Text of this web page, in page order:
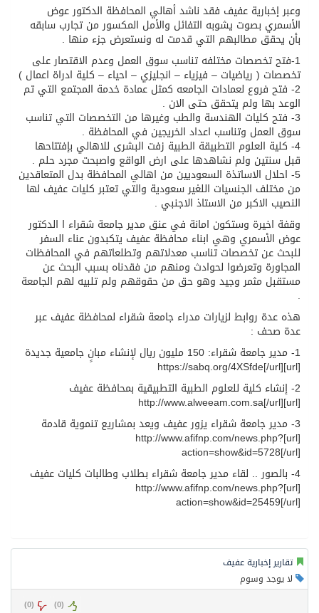
وعبر إخبارية عفيف فقد ناشد أهالي المحافظة الدكتور عوض
الأسمري بصوت يشوبه التفائل والأمل المكسور من تجارب سابقه
بأن يحقق مطالبهم التي قدمت له ونستعرض جزء منها .
1-فتح تخصصات مختلفه تناسب سوق العمل وعدم الاقتصار على
تخصصات ( رياضيات – فيزياء – انجليزي – احياء – كلية ادراة اعمال )
2- فتح فروع لعمادات الجامعه كمثل عمادة خدمة المجتمع التي تم
الوعد بها ولم يتحقق حتى الان .
3- فتح كليات الهندسة والطب وغيرها من التخصصات التي تناسب
سوق العمل وتناسب اعداد الخريجين في المحافظة .
4- كلية العلوم التطبيقة الطبية زفت البشرى للاهالي بإفتتاحها
قبل سنتين ولم نشاهدها على ارض الواقع واصبحت مجرد حلم .
5- احلال الاساتذة السعوديين من اهالي المحافظة بدل المتعاقدين
من مختلف الجنسيات اللغير سعودية والتي تعتبر كليات عفيف لها
النصيب الاكبر من الاستاذ الاجنبي .
وقفة اخيرة وستكون امانة في عنق مدير جامعة شقراء ا الدكتور
عوض الأسمري وهي ابناء محافظة عفيف يتكبدون عناء السفر
للبحث عن تخصصات تناسب معدلاتهم وتطلعاتهم في المحافظات
المجاورة وتعرضوا لحوادث ومنهم من فقدناه بسبب البحث عن
مستقبل مثمر وجيد وهو حق من حقوقهم ولم تلبيه لهم الجامعة
.
هذه عدة روابط لزيارات مدراء جامعة شقراء لمحافظة عفيف عبر
عدة صحف :
1- مدير جامعة شقراء: 150 مليون ريال لإنشاء مبانٍ جامعية جديدة
[url]https://sabq.org/4XSfde[/url]
2- إنشاء كلية للعلوم الطبية التطبيقية بمحافظة عفيف
[url]http://www.alweeam.com.sa[/url]
3- مدير جامعة شقراء يزور عفيف ويعد بمشاريع تنموية قادمة
[url]http://www.afifnp.com/news.php?
action=show&id=5728[/url]
4- بالصور .. لقاء مدير جامعة شقراء بطلاب وطالبات كليات عفيف
[url]http://www.afifnp.com/news.php?
action=show&id=25459[/url]
تقارير إخبارية عفيف
لا يوجد وسوم
(
0
) (
0
)